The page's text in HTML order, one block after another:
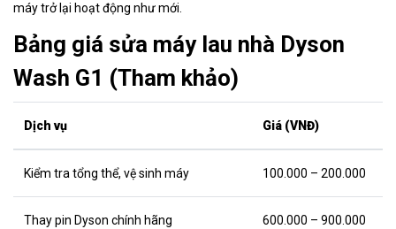
máy trở lại hoạt động như mới.
Bảng giá sửa máy lau nhà Dyson
Wash G1 (Tham khảo)
Dịch vụ Giá (VNĐ)
Kiểm tra tổng thể, vệ sinh máy 100.000 – 200.000
Thay pin Dyson chính hãng 600.000 – 900.000